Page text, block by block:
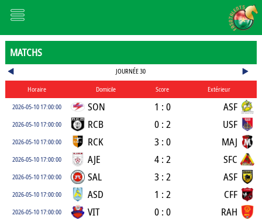
MATCHS
JOURNÉE 30
Horaire Domicile Score
Extérieur
2026-05-10 17:00:00
SON 1 : 0 ASF
2026-05-10 17:00:00 RCB 0 : 2 USF
2026-05-10 17:00:00 RCK 3 : 0 MAJ
2026-05-10 17:00:00 AJE 4 : 2 SFC
2026-05-10 17:00:00 SAL 3 : 2 ASF
2026-05-10 17:00:00 ASD 1 : 2 CFF
2026-05-10 17:00:00 VIT 0 : 0 RAH